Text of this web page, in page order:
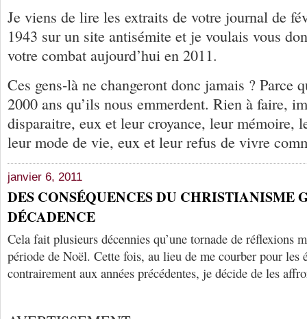
Je viens de lire les extraits de votre journal de
1943 sur un site antisémite et je voulais vous
votre combat aujourd’hui en 2011.
Ces gens-là ne changeront donc jamais ? Parce
2000 ans qu’ils nous emmerdent. Rien à faire,
disparaitre, eux et leur croyance, leur mémoire,
leur mode de vie, eux et leur refus de vivre
janvier 6, 2011
DES CONSÉQUENCES DU CHRISTIANISME
DÉCADENCE
Cela fait plusieurs décennies qu’une tornade de réflexions
période de Noël. Cette fois, au lieu de me courber pour les
contrairement aux années précédentes, je décide de les